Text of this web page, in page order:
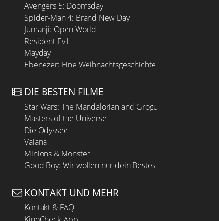
Avengers 5: Doomsday
Spider-Man 4: Brand New Day
Jumanji: Open World
Resident Evil
Mayday
Ebenezer: Eine Weihnachtsgeschichte
DIE BESTEN FILME
Star Wars: The Mandalorian and Grogu
Masters of the Universe
Die Odyssee
Vaiana
Minions & Monster
Good Boy: Wir wollen nur dein Bestes
KONTAKT UND MEHR
Kontakt & FAQ
KinoCheck-App